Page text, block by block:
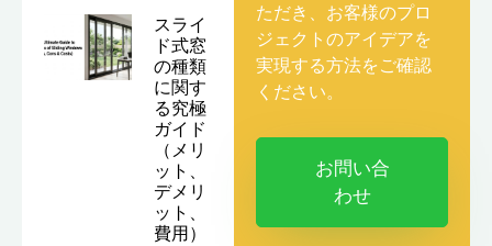
スライ
ド式窓
の種類
に関す
る究極
ガイド
（メリ
ット、
デメリ
ット、
費用）
ただき、お客様のプロ
ジェクトのアイデアを
実現する方法をご確認
ください。
お問い合
わせ